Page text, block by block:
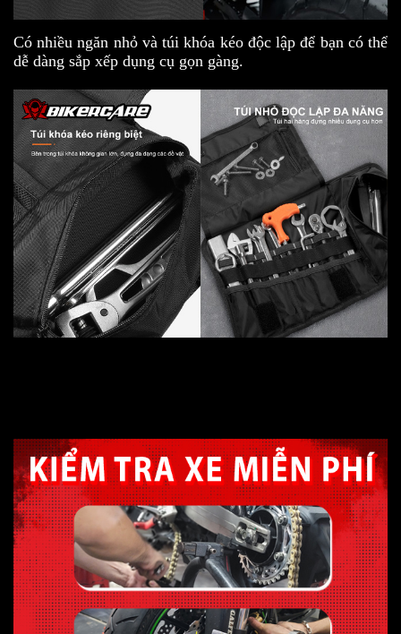
Có nhiều ngăn nhỏ và túi khóa kéo độc lập để bạn có thể
dễ dàng sắp xếp dụng cụ gọn gàng.